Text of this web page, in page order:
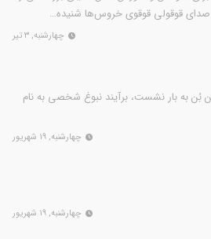
صدای قوقولی قوقوی خروس‌ها شنیده…
چهارشنبه, ۳ تیر
به بار نشست، برآیند نبوغ شخصی به نام
چهارشنبه, ۱۹ شهریور
چهارشنبه, ۱۹ شهریور